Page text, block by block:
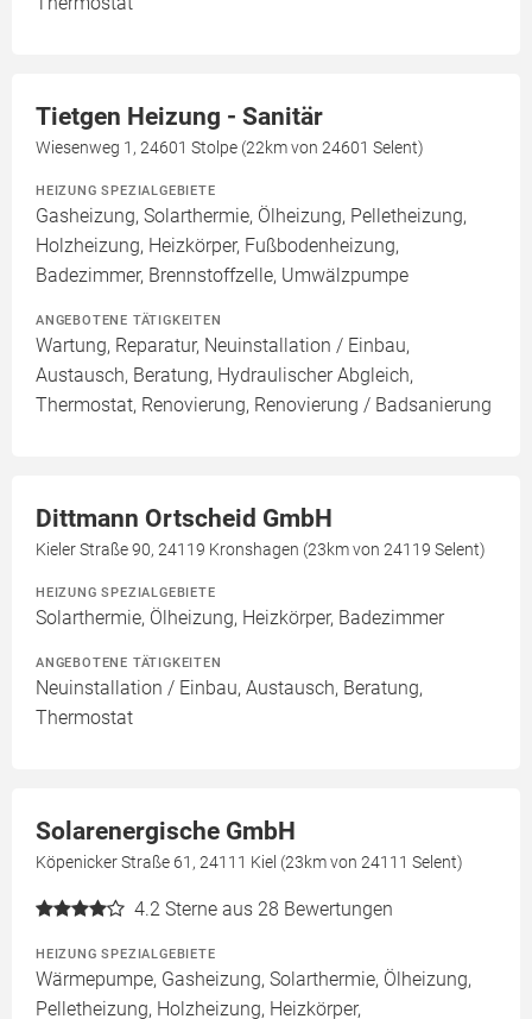
Tietgen Heizung - Sanitär
Wiesenweg 1, 24601 Stolpe (22km von 24601 Selent)
HEIZUNG SPEZIALGEBIETE
Gasheizung, Solarthermie, Ölheizung, Pelletheizung,
Holzheizung, Heizkörper, Fußbodenheizung,
Badezimmer, Brennstoffzelle, Umwälzpumpe
ANGEBOTENE TÄTIGKEITEN
Wartung, Reparatur, Neuinstallation / Einbau,
Austausch, Beratung, Hydraulischer Abgleich,
Thermostat, Renovierung, Renovierung / Badsanierung
Dittmann Ortscheid GmbH
Kieler Straße 90, 24119 Kronshagen (23km von 24119 Selent)
HEIZUNG SPEZIALGEBIETE
Solarthermie, Ölheizung, Heizkörper, Badezimmer
ANGEBOTENE TÄTIGKEITEN
Neuinstallation / Einbau, Austausch, Beratung,
Thermostat
Solarenergische GmbH
Köpenicker Straße 61, 24111 Kiel (23km von 24111 Selent)
4.2 Sterne aus 28 Bewertungen
HEIZUNG SPEZIALGEBIETE
Wärmepumpe, Gasheizung, Solarthermie, Ölheizung,
Pelletheizung, Holzheizung, Heizkörper,